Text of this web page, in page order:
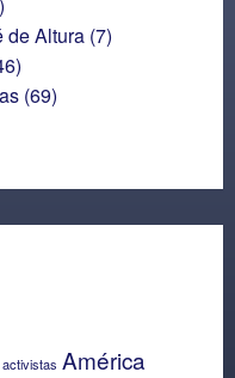
de Altura (7)
(69)
activistas América